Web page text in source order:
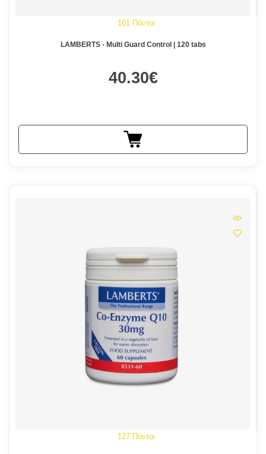
161 Πόντοι
LAMBERTS - Multi Guard Control | 120 tabs
40.30€
127 Πόντοι